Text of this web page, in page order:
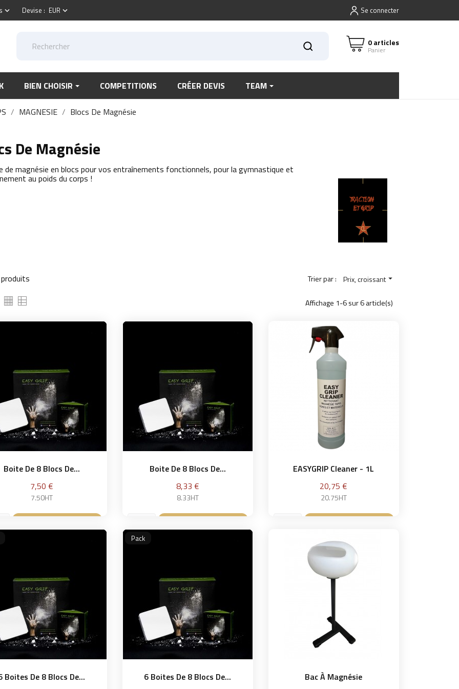
keyboard_arrow_down Devise : EUR keyboard_arrow_down Se connecter
0 articles
Panier
BIEN CHOISIR COMPETITIONS CRÉER DEVIS TEAM
MAGNESIE Blocs De Magnésie
De Magnésie
de magnésie en blocs pour vos entraînements fonctionnels, pour la gymnastique et
au poids du corps !
Trier par : Prix, croissant
Affichage 1-6 sur 6 article(s)
Boite De 8 Blocs De...
Prix
7,50 €
7.50HT
Boite De 8 Blocs De...
Prix
8,33 €
8.33HT
EASYGRIP Cleaner - 1L
Prix
20,75 €
20.75HT
Boites De 8 Blocs De...
6 Boites De 8 Blocs De...
Pack
Bac À Magnésie